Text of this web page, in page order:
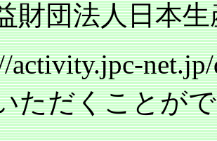
財団法人日本
activity.jpc-
ただくことが